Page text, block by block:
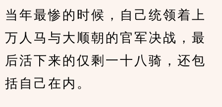
当年最惨的时候，自己统领着上
万人马与大顺朝的官军决战，最
后活下来的仅剩一十八骑，还包
括自己在内。